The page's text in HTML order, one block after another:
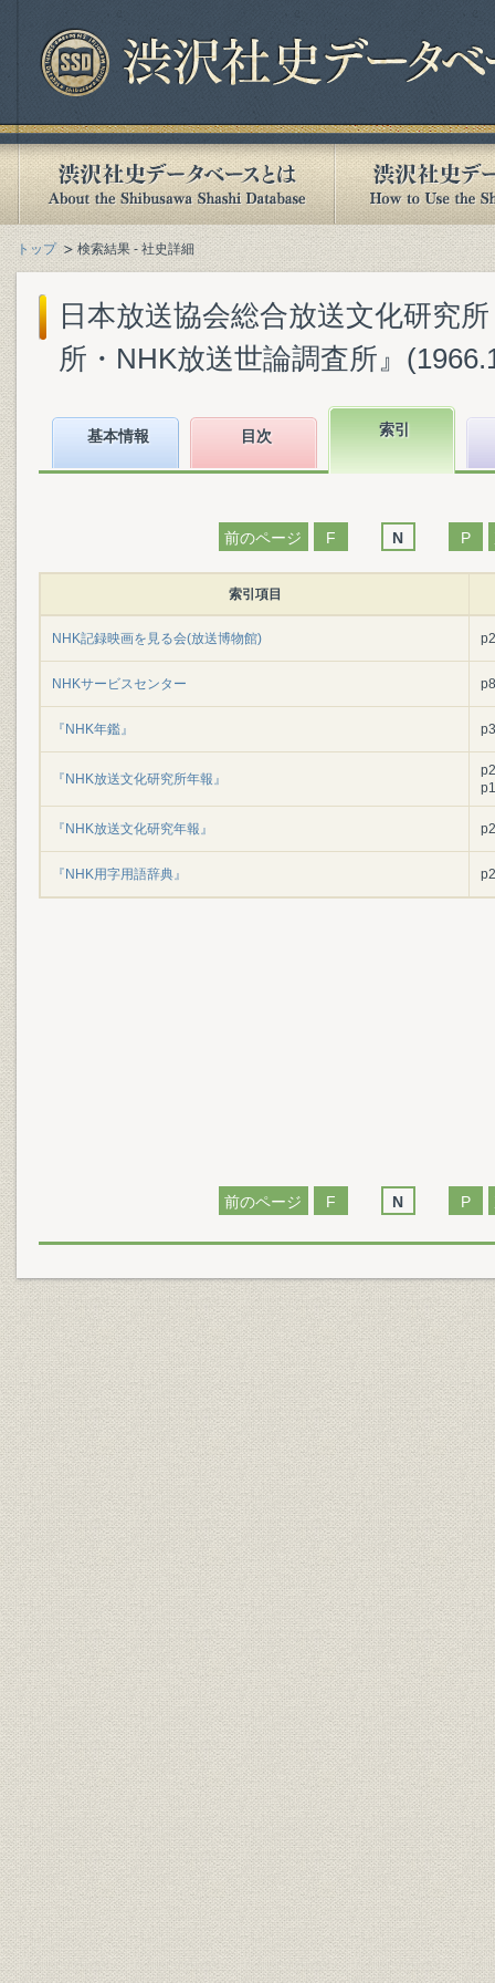
トップ 検索結果 - 社史詳細
日本放送協会総合放送文化研究
所・NHK放送世論調査所』
基本情報 目次 索引
前のページ F N P
索引項目
NHK記録映画を見る会(放送博物館)
NHKサービスセンター
『NHK年鑑』
『NHK放送文化研究所年報』
『NHK放送文化研究年報』
『NHK用字用語辞典』
前のページ F N P